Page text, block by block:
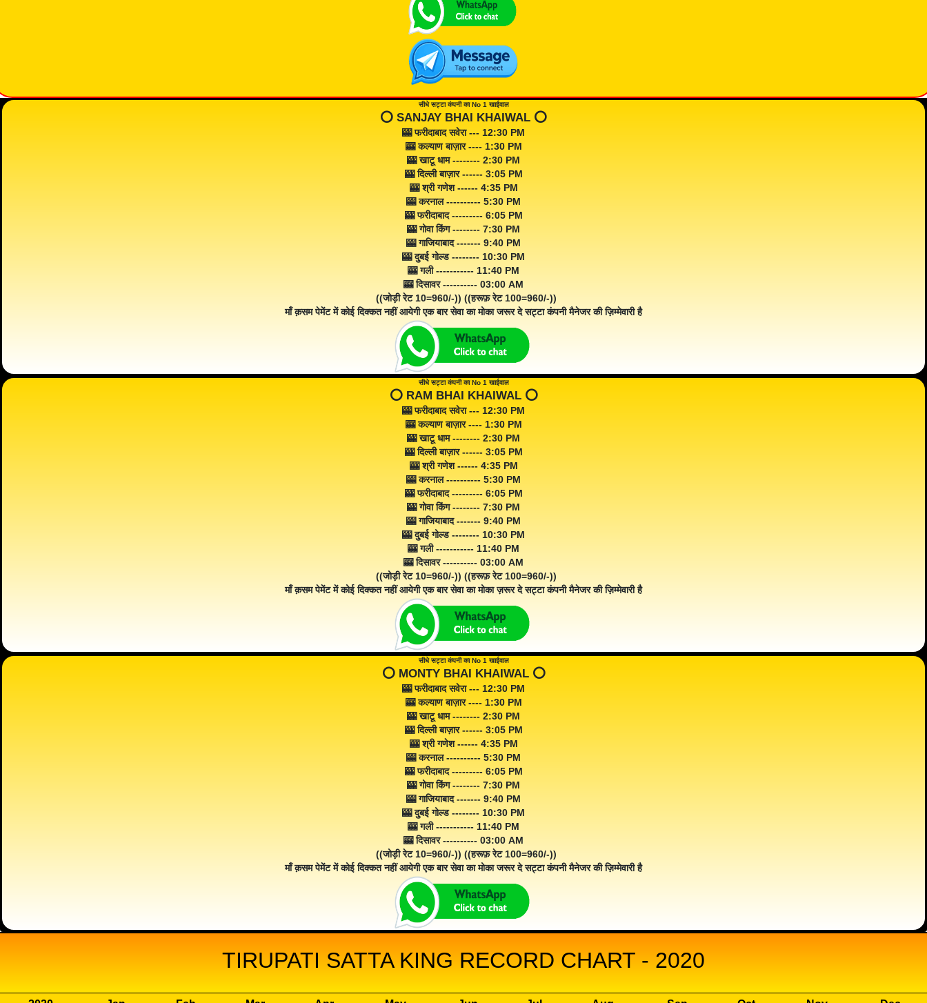
सीधे सट्टा कंपनी का No 1 खाईवाल
⭕️ SANJAY BHAI KHAIWAL ⭕️
🎰 फरीदाबाद सवेरा --- 12:30 PM
🎰 कल्याण बाज़ार ---- 1:30 PM
🎰 खाटू धाम -------- 2:30 PM
🎰 दिल्ली बाज़ार ------ 3:05 PM
🎰 श्री गणेश ------ 4:35 PM
🎰 करनाल ---------- 5:30 PM
🎰 फरीदाबाद --------- 6:05 PM
🎰 गोवा किंग -------- 7:30 PM
🎰 गाजियाबाद ------- 9:40 PM
🎰 दुबई गोल्ड -------- 10:30 PM
🎰 गली ----------- 11:40 PM
🎰 दिसावर ---------- 03:00 AM
((जोड़ी रेट 10=960/-)) ((हरूफ़ रेट 100=960/-))
माँ क़सम पेमेंट में कोई दिक्कत नहीं आयेगी एक बार सेवा का मोका जरूर दे सट्टा कंपनी मैनेजर की ज़िम्मेवारी है
सीधे सट्टा कंपनी का No 1 खाईवाल
⭕️ RAM BHAI KHAIWAL ⭕️
🎰 फरीदाबाद सवेरा --- 12:30 PM
🎰 कल्याण बाज़ार ---- 1:30 PM
🎰 खाटू धाम -------- 2:30 PM
🎰 दिल्ली बाज़ार ------ 3:05 PM
🎰 श्री गणेश ------ 4:35 PM
🎰 करनाल ---------- 5:30 PM
🎰 फरीदाबाद --------- 6:05 PM
🎰 गोवा किंग -------- 7:30 PM
🎰 गाजियाबाद ------- 9:40 PM
🎰 दुबई गोल्ड -------- 10:30 PM
🎰 गली ----------- 11:40 PM
🎰 दिसावर ---------- 03:00 AM
((जोड़ी रेट 10=960/-)) ((हरूफ़ रेट 100=960/-))
माँ क़सम पेमेंट में कोई दिक्कत नहीं आयेगी एक बार सेवा का मोका ज़रूर दे सट्टा कंपनी मैनेजर की ज़िम्मेवारी है
सीधे सट्टा कंपनी का No 1 खाईवाल
⭕️ MONTY BHAI KHAIWAL ⭕️
🎰 फरीदाबाद सवेरा --- 12:30 PM
🎰 कल्याण बाज़ार ---- 1:30 PM
🎰 खाटू धाम -------- 2:30 PM
🎰 दिल्ली बाज़ार ------ 3:05 PM
🎰 श्री गणेश ------ 4:35 PM
🎰 करनाल ---------- 5:30 PM
🎰 फरीदाबाद --------- 6:05 PM
🎰 गोवा किंग -------- 7:30 PM
🎰 गाजियाबाद ------- 9:40 PM
🎰 दुबई गोल्ड -------- 10:30 PM
🎰 गली ----------- 11:40 PM
🎰 दिसावर ---------- 03:00 AM
((जोड़ी रेट 10=960/-)) ((हरूफ़ रेट 100=960/-))
माँ क़सम पेमेंट में कोई दिक्कत नहीं आयेगी एक बार सेवा का मोका जरूर दे सट्टा कंपनी मैनेजर की ज़िम्मेवारी है
TIRUPATI SATTA KING RECORD CHART - 2020